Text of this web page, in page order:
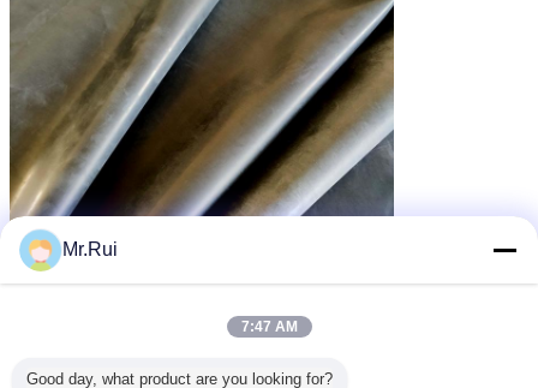
Gummi-Matte roll,bedeckende Gummirolle
Mr.Rui
7:47 AM
Good day, what product are you looking for?